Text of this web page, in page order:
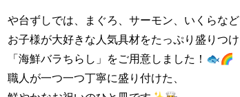
や台ずしでは、まぐろ、サーモン、いくらなど
お子様が大好きな人気具材をたっぷり盛りつ
「海鮮バラちらし」をご用意しました！🐟🌈
職人が一つ一つ丁寧に盛り付けた、